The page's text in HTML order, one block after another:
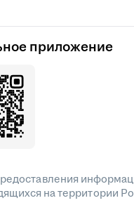
приложение
на территории